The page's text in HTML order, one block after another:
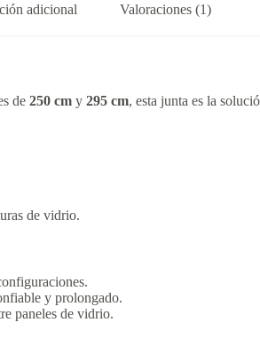
adicional Valoraciones (1)
de 250 cm y 295 cm, esta junta es la
de vidrio.
y prolongado.
paneles de vidrio.